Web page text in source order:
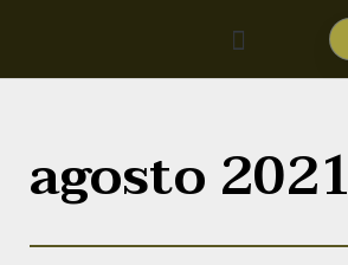
agosto 2021